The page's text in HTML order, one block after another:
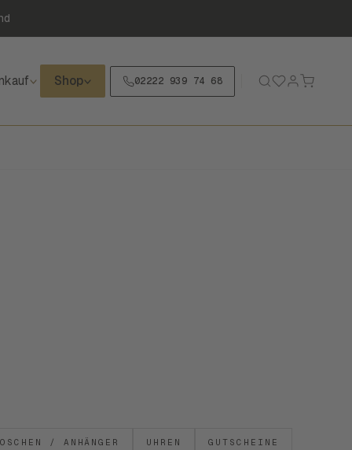
Shop 02222 939 74 68
/ ANHÄNGER UHREN GUTSCHEINE